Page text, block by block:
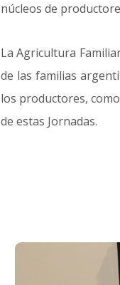
núcleos de
La Agricultura
de las familias
los productores,
de estas Jornadas.